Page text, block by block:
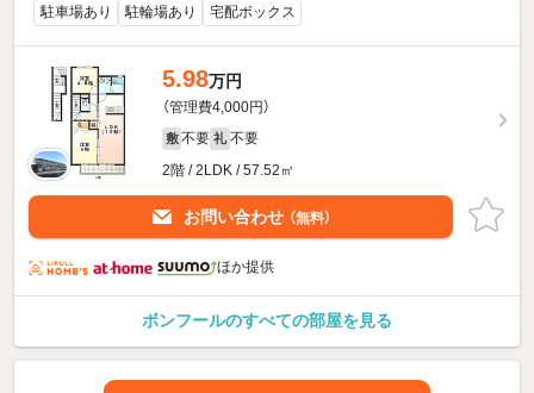
駐車場あり
駐輪場あり 宅配ボックス
5.98万円
（管理費4,000円）
敷 不要 礼 不要
2階 / 2LDK / 57.52㎡
お問い合わせ （無料）
ほか提供
ボンフールのすべての部屋を見る